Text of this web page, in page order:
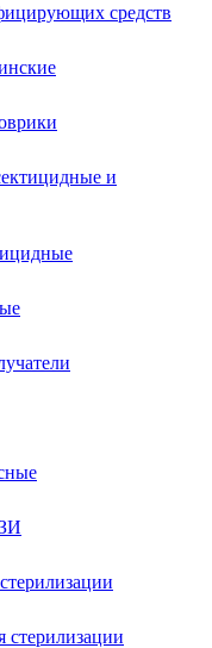
средств
и
стерилизации